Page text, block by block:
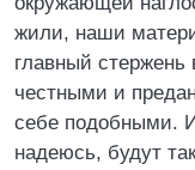
жили, наши
главный
честными и
себе подобными.
надеюсь, будут